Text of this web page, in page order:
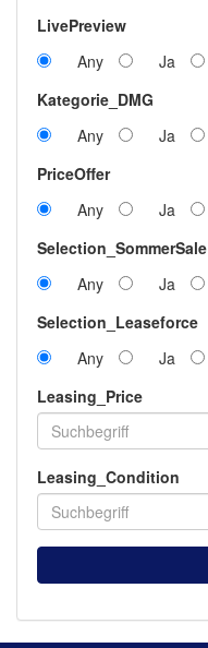
LivePreview
Any
Ja
Kategorie_DMG
Any
Ja
PriceOffer
Any
Ja
Selection_SommerSale
Any
Ja
Selection_Leaseforce
Any
Ja
Leasing_Price
Leasing_Condition